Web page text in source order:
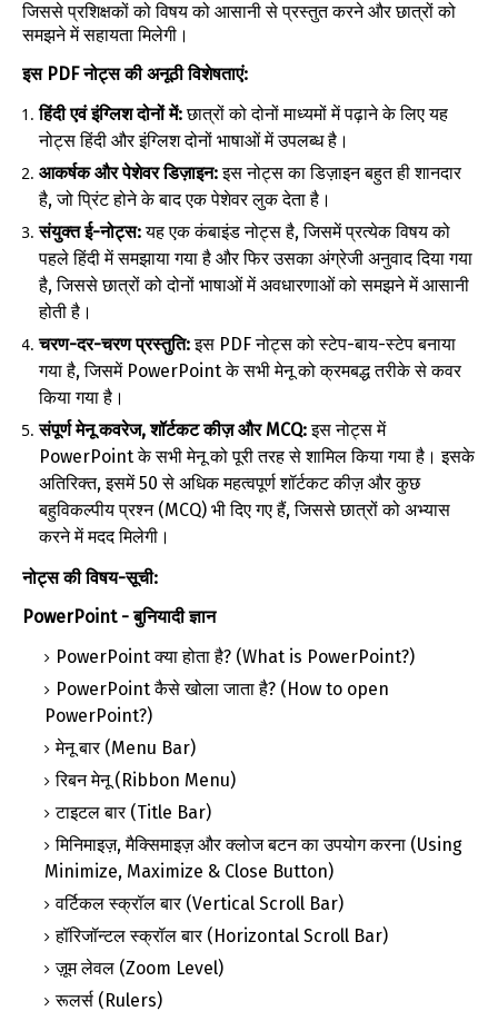
जिससे प्रशिक्षकों को विषय को आसानी से प्रस्तुत करने और छात्रों को
समझने में सहायता मिलेगी।
इस PDF नोट्स की अनूठी विशेषताएं:
हिंदी एवं इंग्लिश दोनों में:छात्रों को दोनों माध्यमों में पढ़ाने के लिए यह
नोट्स हिंदी और इंग्लिश दोनों भाषाओं में उपलब्ध है।
आकर्षक और पेशेवर डिज़ाइन:इस नोट्स का डिज़ाइन बहुत ही शानदार
है, जो प्रिंट होने के बाद एक पेशेवर लुक देता है।
संयुक्त ई-नोट्स:यह एक कंबाइंड नोट्स है, जिसमें प्रत्येक विषय को
पहले हिंदी में समझाया गया है और फिर उसका अंग्रेजी अनुवाद दिया गया
है, जिससे छात्रों को दोनों भाषाओं में अवधारणाओं को समझने में आसानी
होती है।
चरण-दर-चरण प्रस्तुति:इस PDF नोट्स को स्टेप-बाय-स्टेप बनाया
गया है, जिसमें PowerPoint के सभी मेनू को क्रमबद्ध तरीके से कवर
किया गया है।
संपूर्ण मेनू कवरेज, शॉर्टकट कीज़ और MCQ:इस नोट्स में
PowerPoint के सभी मेनू को पूरी तरह से शामिल किया गया है। इसके
अतिरिक्त, इसमें 50 से अधिक महत्वपूर्ण शॉर्टकट कीज़ और कुछ
बहुविकल्पीय प्रश्न (MCQ) भी दिए गए हैं, जिससे छात्रों को अभ्यास
करने में मदद मिलेगी।
नोट्स की विषय-सूची:
PowerPoint - बुनियादी ज्ञान
PowerPoint क्या होता है? (What is PowerPoint?)
PowerPoint कैसे खोला जाता है? (How to open
PowerPoint?)
मेनू बार (Menu Bar)
रिबन मेनू (Ribbon Menu)
टाइटल बार (Title Bar)
मिनिमाइज़, मैक्सिमाइज़ और क्लोज बटन का उपयोग करना (Using
Minimize, Maximize & Close Button)
वर्टिकल स्क्रॉल बार (Vertical Scroll Bar)
हॉरिजॉन्टल स्क्रॉल बार (Horizontal Scroll Bar)
ज़ूम लेवल (Zoom Level)
रूलर्स (Rulers)